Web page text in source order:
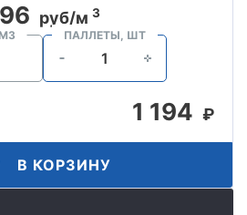
руб/м 3
ПАЛЛЕТЫ, ШТ
1 194 ₽
В КОРЗИНУ